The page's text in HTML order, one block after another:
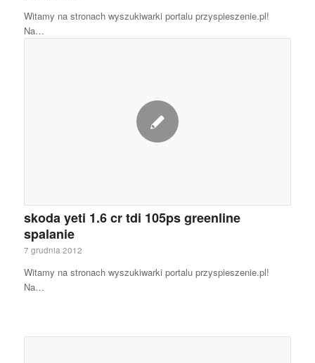
Witamy na stronach wyszukiwarki portalu przyspieszenie.pl!
Na…
skoda yeti 1.6 cr tdi 105ps greenline
spalanie
7 grudnia 2012
Witamy na stronach wyszukiwarki portalu przyspieszenie.pl!
Na…